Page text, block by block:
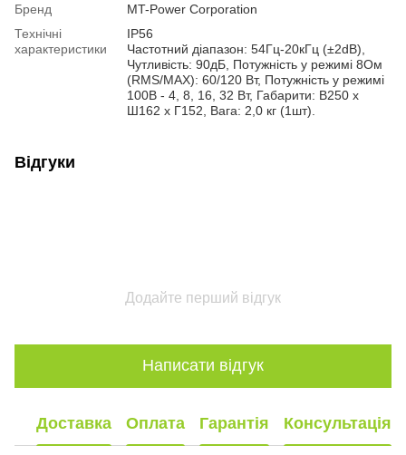
Бренд
MT-Power Corporation
Технічні
характеристики
IP56
Частотний діапазон: 54Гц-20кГц (±2dB),
Чутливість: 90дБ, Потужність у режимі 8Ом
(RMS/MAX): 60/120 Вт, Потужність у режимі
100В - 4, 8, 16, 32 Вт, Габарити: В250 x
Ш162 x Г152, Вага: 2,0 кг (1шт).
Відгуки
Додайте перший відгук
Написати відгук
Доставка Оплата Гарантія Консультація